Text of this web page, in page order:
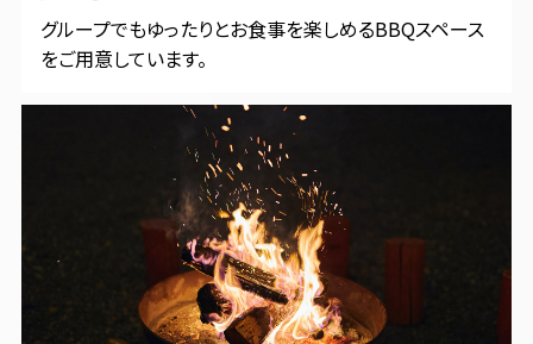
グループでもゆったりとお食事を楽しめるBBQスペース
をご用意しています。